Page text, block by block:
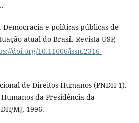
Democracia e políticas públicas de
atual do Brasil. Revista USP,
doi.org/10.11606/issn.2316-
de Direitos Humanos (PNDH-1).
da Presidência da
MJ, 1996.